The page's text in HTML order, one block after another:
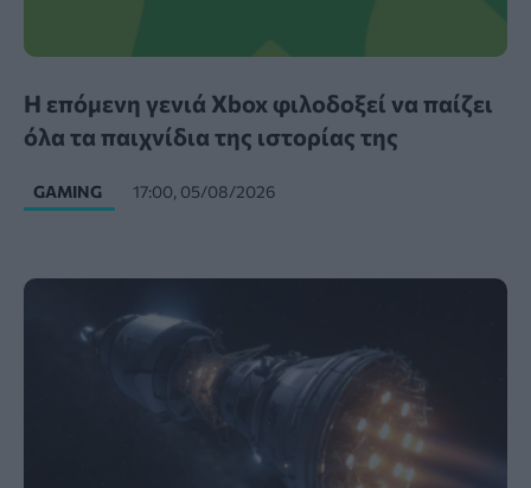
Η επόμενη γενιά Xbox φιλοδοξεί να παίζει
όλα τα παιχνίδια της ιστορίας της
GAMING 17:00, 05/08/2026